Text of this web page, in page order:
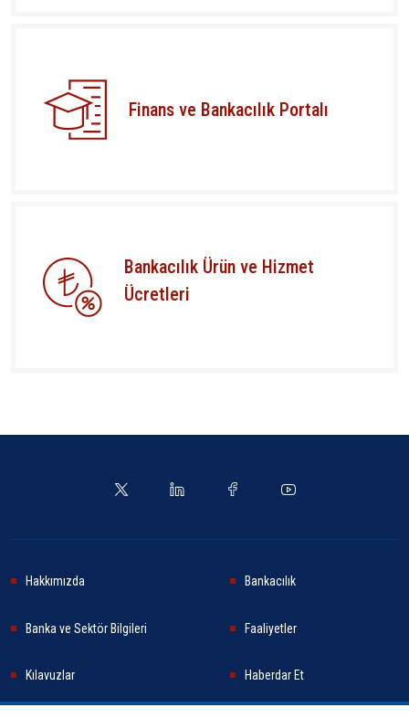
Finans ve Bankacılık Portalı
Bankacılık Ürün ve Hizmet
Ücretleri
Hakkımızda Bankacılık
Banka ve Sektör Bilgileri Faaliyetler
Kılavuzlar Haberdar Et